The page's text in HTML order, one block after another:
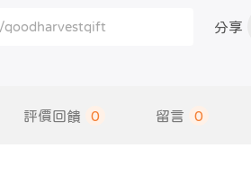
分享
評價回饋 0 留言 0